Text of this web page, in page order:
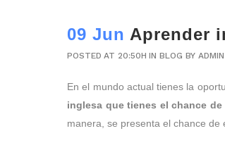
09 Jun Aprender
POSTED AT 20:50H INBLOG BYADMIN
En el mundo actual tienes la
inglesa que tienes el chance
manera, se presenta el chance de